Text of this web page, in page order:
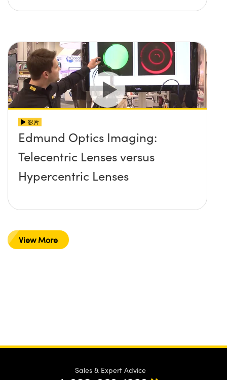
影片
Edmund Optics Imaging:
Telecentric Lenses versus
Hypercentric Lenses
View More
Sales & Expert Advice